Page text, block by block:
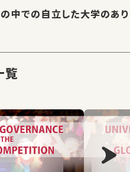
中での自立した大学のあり
覧